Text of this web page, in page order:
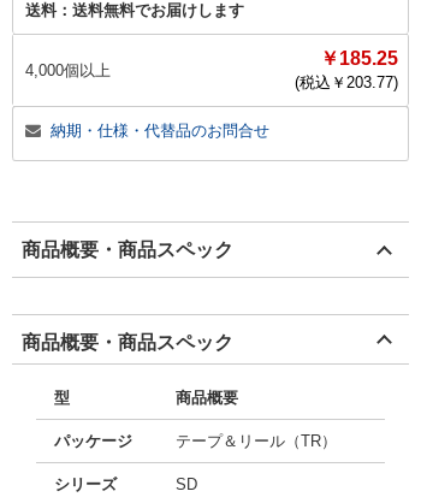
送料： 送料無料でお届けします
4,000個以上
￥185.25
(税込￥ 203.77)
納期・仕様・代替品のお問合せ
商品概要・商品スペック
商品概要・商品スペック
型 商品概要
パッケージ テープ＆リール（TR）
シリーズ SD